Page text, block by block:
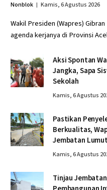
Nonblok Kamis, 6 Agustus 2026
Wakil Presiden (Wapres)
agenda kerjanya di Provinsi
Aksi Spontan
Jangka, Sapa
Sekolah
Kamis, 6 Agustus
Pastikan
Berkualitas,
Jembatan
Kamis, 6 Agustus
Tinjau